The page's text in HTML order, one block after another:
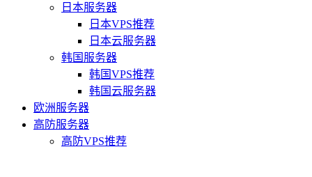
日本服务器
日本VPS推荐
日本云服务器
韩国服务器
韩国VPS推荐
韩国云服务器
欧洲服务器
高防服务器
高防VPS推荐